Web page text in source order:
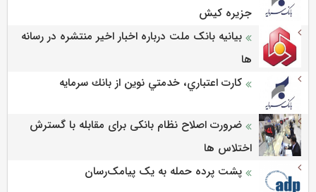
جزيره كيش
بیانیه بانک ملت درباره اخبار اخیر منتشره در رسانه
ها
كارت اعتباري، خدمتي نوين از بانك سرمايه
ضرورت اصلاح نظام بانکی برای مقابله با گسترش
اختلاس ها
پشت پرده حمله به یک پیامک‌رسان